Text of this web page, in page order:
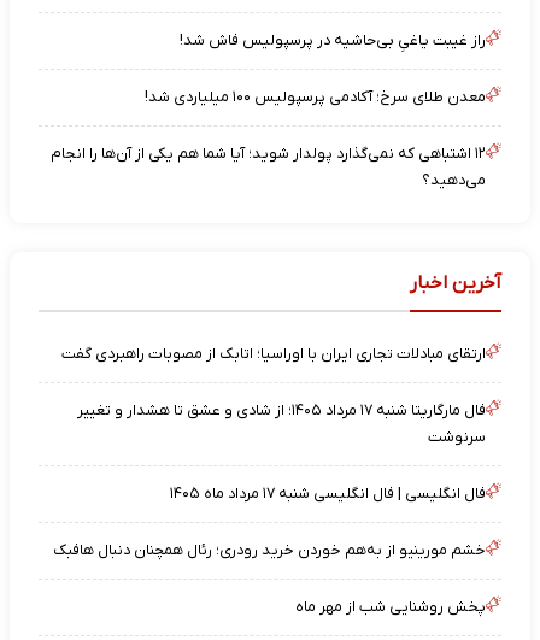
راز غیبت یاغیِ بی‌حاشیه در پرسپولیس فاش شد!
معدن طلای سرخ؛ آکادمی پرسپولیس ۱۰۰ میلیاردی شد!
۱۲ اشتباهی که نمی‌گذارد پولدار شوید؛ آیا شما هم یکی از آن‌ها را انجام
می‌دهید؟
آخرین اخبار
ارتقای مبادلات تجاری ایران با اوراسیا؛ اتابک از مصوبات راهبردی گفت
فال مارگاریتا شنبه ۱۷ مرداد ۱۴۰۵؛ از شادی و عشق تا هشدار و تغییر
سرنوشت
فال انگلیسی | فال انگلیسی شنبه ۱۷ مرداد ماه ۱۴۰۵
خشم مورینیو از به‌هم خوردن خرید رودری؛ رئال همچنان دنبال هافبک
پخش روشنایی شب از مهر ماه